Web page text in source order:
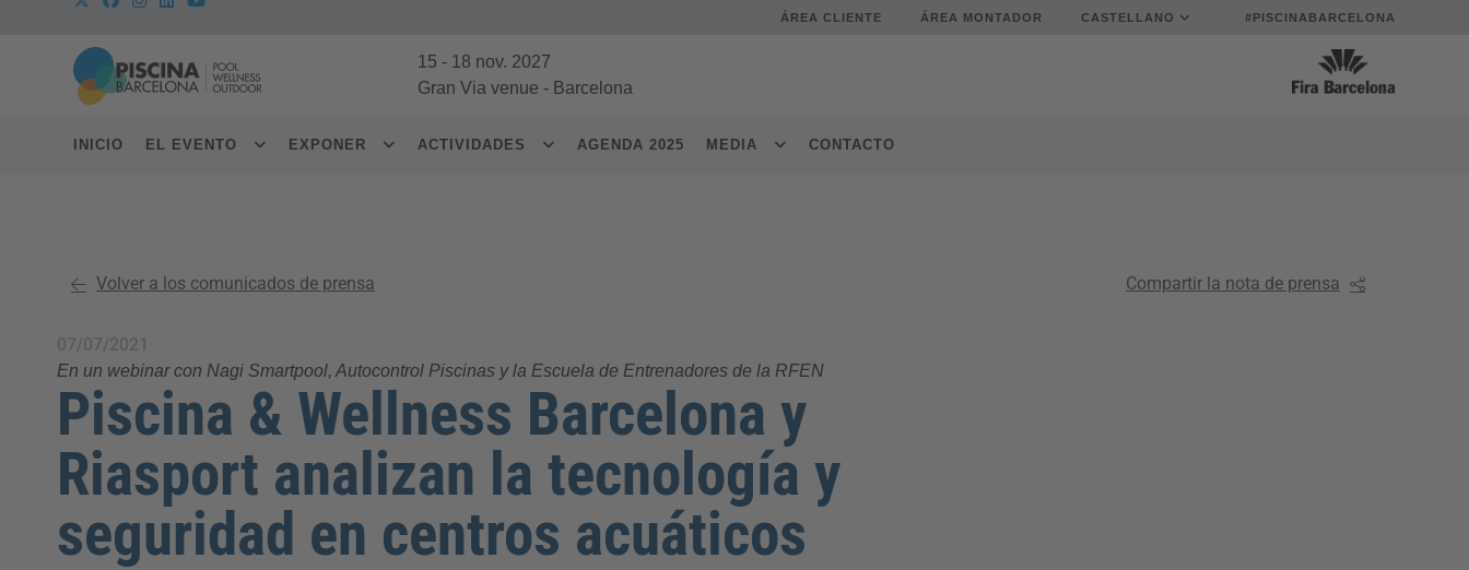
ÁREA CLIENTE ÁREA MONTADOR CASTELLANO #PISCINABARCELONA
15 - 18 nov. 2027
Gran Via venue - Barcelona
INICIO EL EVENTO EXPONER ACTIVIDADES AGENDA 2025 MEDIA CONTACTO
Volver a los comunicados de prensa Compartir la nota de prensa
07/07/2021
En un webinar con Nagi Smartpool, Autocontrol Piscinas y la Escuela de Entrenadores de la RFEN
Piscina & Wellness Barcelona y
Riasport analizan la tecnología y
seguridad en centros acuáticos